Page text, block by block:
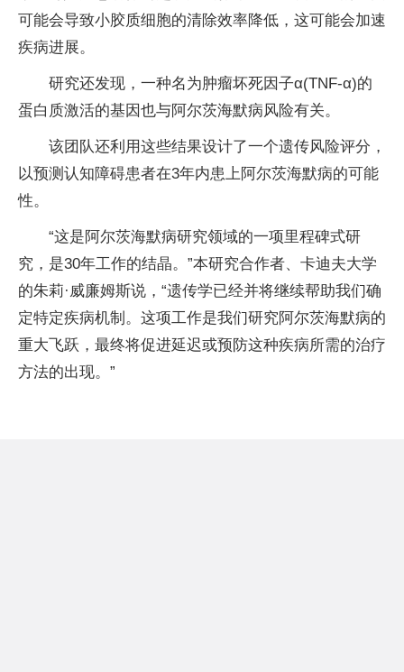
可能会导致小胶质细胞的清除效率降低，这可能会加速
疾病进展。
研究还发现，一种名为肿瘤坏死因子α(TNF-α)的
蛋白质激活的基因也与阿尔茨海默病风险有关。
该团队还利用这些结果设计了一个遗传风险评分，
以预测认知障碍患者在3年内患上阿尔茨海默病的可能
性。
“这是阿尔茨海默病研究领域的一项里程碑式研
究，是30年工作的结晶。”本研究合作者、卡迪夫大学
的朱莉·威廉姆斯说，“遗传学已经并将继续帮助我们确
定特定疾病机制。这项工作是我们研究阿尔茨海默病的
重大飞跃，最终将促进延迟或预防这种疾病所需的治疗
方法的出现。”